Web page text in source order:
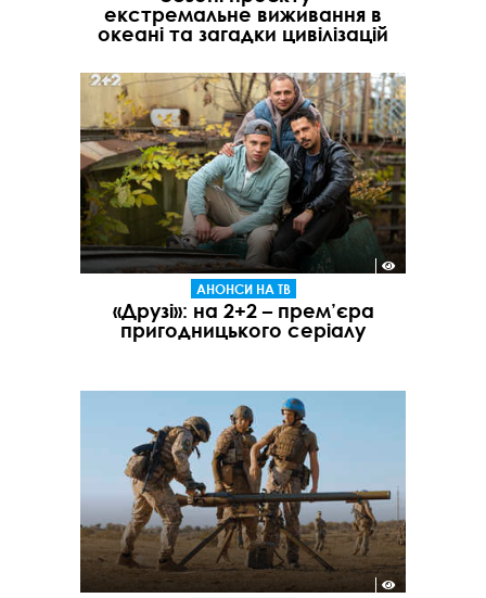
екстремальне виживання в
океані та загадки цивілізацій
АНОНСИ НА ТВ
«Друзі»: на 2+2 – прем’єра
пригодницького серіалу